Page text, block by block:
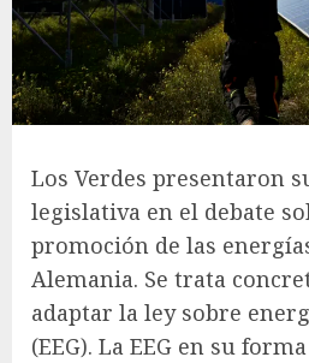
Los Verdes presentaron
legislativa en el debate
promoción de las
Alemania. Se trata
adaptar la ley sobre
(EEG). La EEG en su